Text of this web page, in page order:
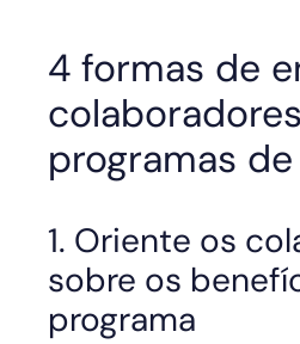
4 formas de
programas
1. Oriente os
sobre os
programa